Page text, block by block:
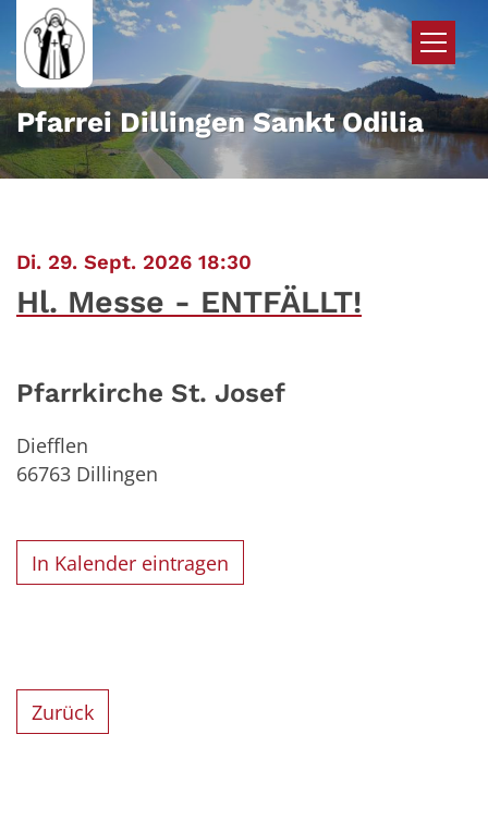
Zum Inhalt springen
Pfarrei Dillingen Sankt Odilia
Di. 29. Sept. 2026 18:30
Hl. Messe - ENTFÄLLT!
Pfarrkirche St. Josef
Diefflen
66763 Dillingen
In Kalender eintragen
Zurück